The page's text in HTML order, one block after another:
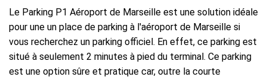
Le Parking P1 Aéroport de Marseille est une solution idéale
pour une un place de parking à l'aéroport de Marseille si
vous recherchez un parking officiel. En effet, ce parking est
situé à seulement 2 minutes à pied du terminal. Ce parking
est une option sûre et pratique car, outre la courte